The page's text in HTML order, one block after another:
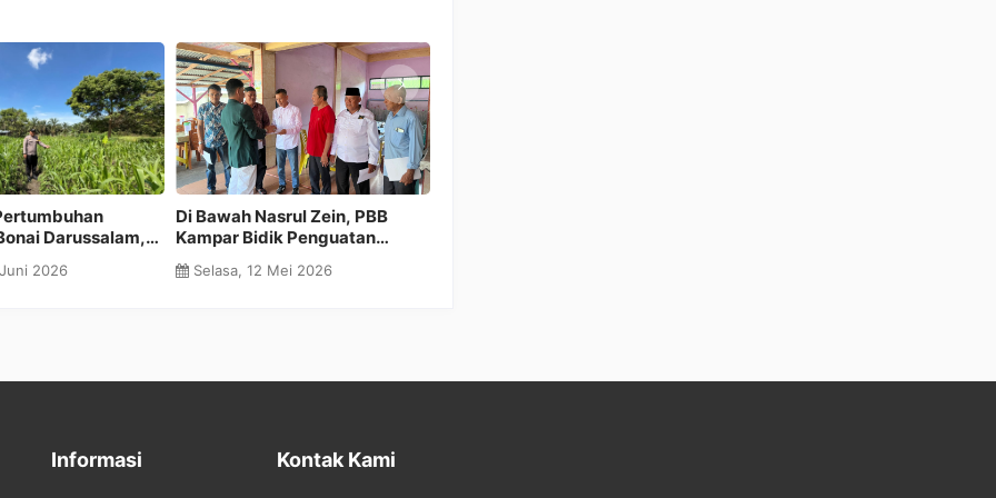
Kampar
Lahirkan
Solid dan
Partai
2026
KPU Kampar Proses PAW Irwan
Saputra, Surat Balasan ke
DPRD Disampaikan Hari Ini
Senin, 11 Mei 2026
Informasi Kontak Kami